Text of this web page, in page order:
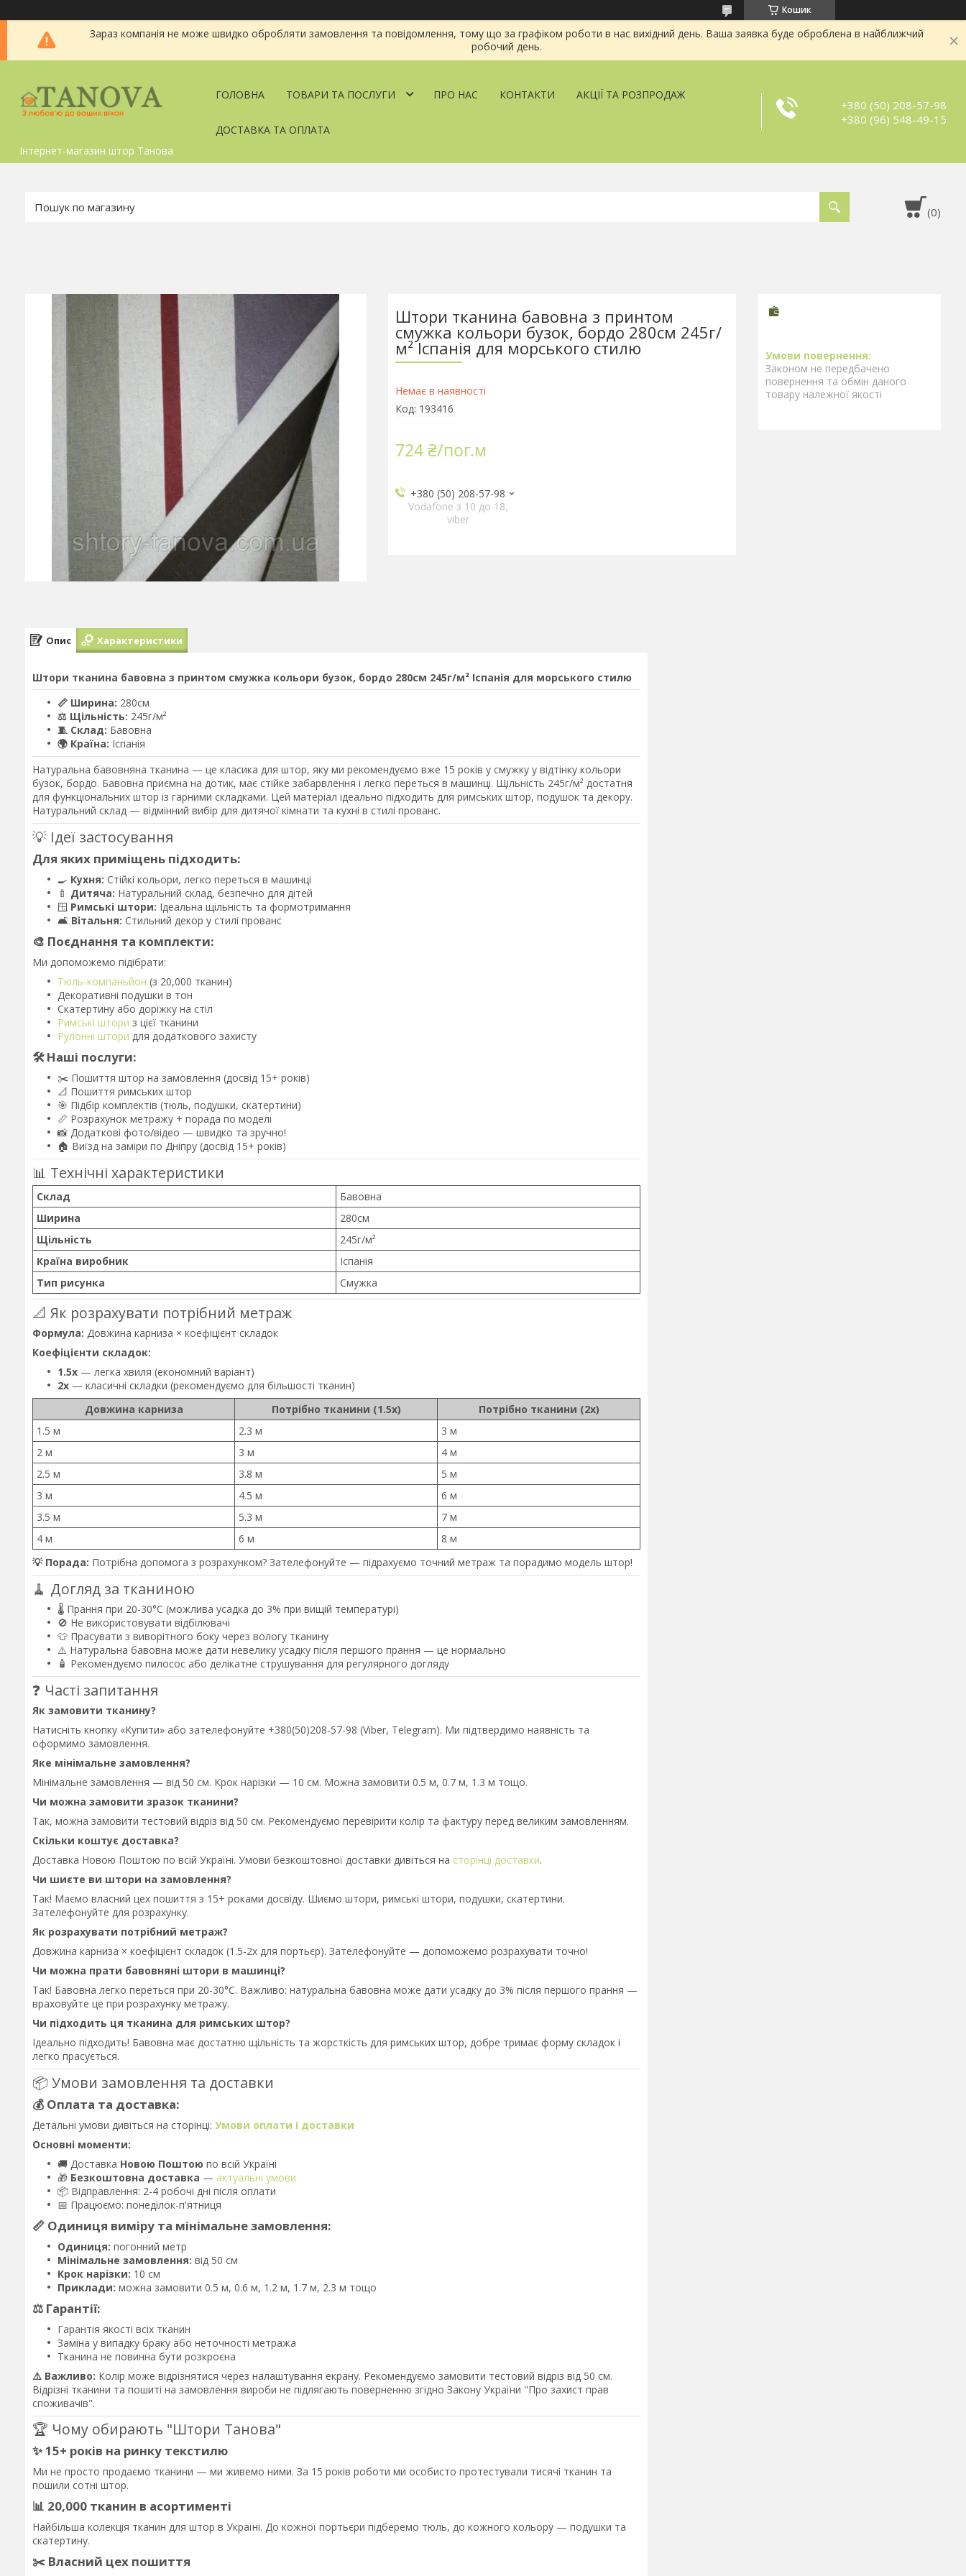
Кошик
Зараз компанія не може швидко обробляти замовлення та повідомлення, тому що за графіком роботи в нас вихідний день. Ваша заявка буде оброблена в найближчий
робочий день.
Інтернет-магазин штор Танова
ГОЛОВНА ТОВАРИ ТА ПОСЛУГИ ПРО НАС КОНТАКТИ АКЦІЇ ТА РОЗПРОДАЖ
ДОСТАВКА ТА ОПЛАТА
+380 (50) 208-57-98
+380 (96) 548-49-15
Штори тканина бавовна з принтом
смужка кольори бузок, бордо 280см 245г/
м² Іспанія для морського стилю
Немає в наявності
Код: 193416
724 ₴/пог.м
+380 (50) 208-57-98
Vodafone з 10 до 18,
viber
Законом не передбачено
повернення та обмін даного
товару належної якості
Опис Характеристики
Штори тканина бавовна з принтом смужка кольори бузок, бордо 280см 245г/м² Іспанія для морського стилю
📏 Ширина: 280см
⚖️ Щільність: 245г/м²
🧵 Склад: Бавовна
🌍 Країна: Іспанія
Натуральна бавовняна тканина — це класика для штор, яку ми рекомендуємо вже 15 років у смужку у відтінку кольори
бузок, бордо. Бавовна приємна на дотик, має стійке забарвлення і легко переться в машинці. Щільність 245г/м² достатня
для функціональних штор із гарними складками. Цей матеріал ідеально підходить для римських штор, подушок та декору.
Натуральний склад — відмінний вибір для дитячої кімнати та кухні в стилі прованс.
💡 Ідеї застосування
Для яких приміщень підходить:
🍳 Кухня: Стійкі кольори, легко переться в машинці
🍼 Дитяча: Натуральний склад, безпечно для дітей
🪟 Римські штори: Ідеальна щільність та формотримання
🛋️ Вітальня: Стильний декор у стилі прованс
🎨 Поєднання та комплекти:
Ми допоможемо підібрати:
Тюль-компаньйон (з 20,000 тканин)
Декоративні подушки в тон
Скатертину або доріжку на стіл
Римські штори з цієї тканини
Рулонні штори для додаткового захисту
🛠️ Наші послуги:
✂️ Пошиття штор на замовлення (досвід 15+ років)
📐 Пошиття римських штор
🎯 Підбір комплектів (тюль, подушки, скатертини)
📏 Розрахунок метражу + порада по моделі
📸 Додаткові фото/відео — швидко та зручно!
🏠 Виїзд на заміри по Дніпру (досвід 15+ років)
📊 Технічні характеристики
Склад
Бавовна
Ширина
280см
Щільність
245г/м²
Країна виробник
Іспанія
Тип рисунка
Смужка
📐 Як розрахувати потрібний метраж
Формула: Довжина карниза × коефіцієнт складок
Коефіцієнти складок:
1.5x — легка хвиля (економний варіант)
2x — класичні складки (рекомендуємо для більшості тканин)
Довжина карниза
Потрібно тканини (1.5x)
Потрібно тканини (2x)
1.5 м
2.3 м
3 м
2 м
3 м
4 м
2.5 м
3.8 м
5 м
3 м
4.5 м
6 м
3.5 м
5.3 м
7 м
4 м
6 м
8 м
💡 Порада: Потрібна допомога з розрахунком? Зателефонуйте — підрахуємо точний метраж та порадимо модель штор!
🧹 Догляд за тканиною
🌡️ Прання при 20-30°C (можлива усадка до 3% при вищій температурі)
🚫 Не використовувати відбілювачі
👕 Прасувати з виворітного боку через вологу тканину
⚠️ Натуральна бавовна може дати невелику усадку після першого прання — це нормально
🧴 Рекомендуємо пилосос або делікатне струшування для регулярного догляду
❓ Часті запитання
Як замовити тканину?
Натисніть кнопку «Купити» або зателефонуйте +380(50)208-57-98 (Viber, Telegram). Ми підтвердимо наявність та
оформимо замовлення.
Яке мінімальне замовлення?
Мінімальне замовлення — від 50 см. Крок нарізки — 10 см. Можна замовити 0.5 м, 0.7 м, 1.3 м тощо.
Чи можна замовити зразок тканини?
Так, можна замовити тестовий відріз від 50 см. Рекомендуємо перевірити колір та фактуру перед великим замовленням.
Скільки коштує доставка?
Доставка Новою Поштою по всій Україні. Умови безкоштовної доставки дивіться на сторінці доставки.
Чи шиєте ви штори на замовлення?
Так! Маємо власний цех пошиття з 15+ роками досвіду. Шиємо штори, римські штори, подушки, скатертини.
Зателефонуйте для розрахунку.
Як розрахувати потрібний метраж?
Довжина карниза × коефіцієнт складок (1.5-2x для портьєр). Зателефонуйте — допоможемо розрахувати точно!
Чи можна прати бавовняні штори в машинці?
Так! Бавовна легко переться при 20-30°C. Важливо: натуральна бавовна може дати усадку до 3% після першого прання —
враховуйте це при розрахунку метражу.
Чи підходить ця тканина для римських штор?
Ідеально підходить! Бавовна має достатню щільність та жорсткість для римських штор, добре тримає форму складок і
легко прасується.
📦 Умови замовлення та доставки
💰 Оплата та доставка:
Детальні умови дивіться на сторінці: Умови оплати і доставки
Основні моменти:
🚚 Доставка Новою Поштою по всій Україні
🎁 Безкоштовна доставка — актуальні умови
📦 Відправлення: 2-4 робочі дні після оплати
📅 Працюємо: понеділок-п'ятниця
📏 Одиниця виміру та мінімальне замовлення:
Одиниця: погонний метр
Мінімальне замовлення: від 50 см
Крок нарізки: 10 см
Приклади: можна замовити 0.5 м, 0.6 м, 1.2 м, 1.7 м, 2.3 м тощо
⚖️ Гарантії:
Гарантія якості всіх тканин
Заміна у випадку браку або неточності метража
Тканина не повинна бути розкроєна
⚠️ Важливо: Колір може відрізнятися через налаштування екрану. Рекомендуємо замовити тестовий відріз від 50 см.
Відрізні тканини та пошиті на замовлення вироби не підлягають поверненню згідно Закону України "Про захист прав
споживачів".
🏆 Чому обирають "Штори Танова"
✨ 15+ років на ринку текстилю
Ми не просто продаємо тканини — ми живемо ними. За 15 років роботи ми особисто протестували тисячі тканин та
пошили сотні штор.
📊 20,000 тканин в асортименті
Найбільша колекція тканин для штор в Україні. До кожної портьєри підберемо тюль, до кожного кольору — подушки та
скатертину.
✂️ Власний цех пошиття